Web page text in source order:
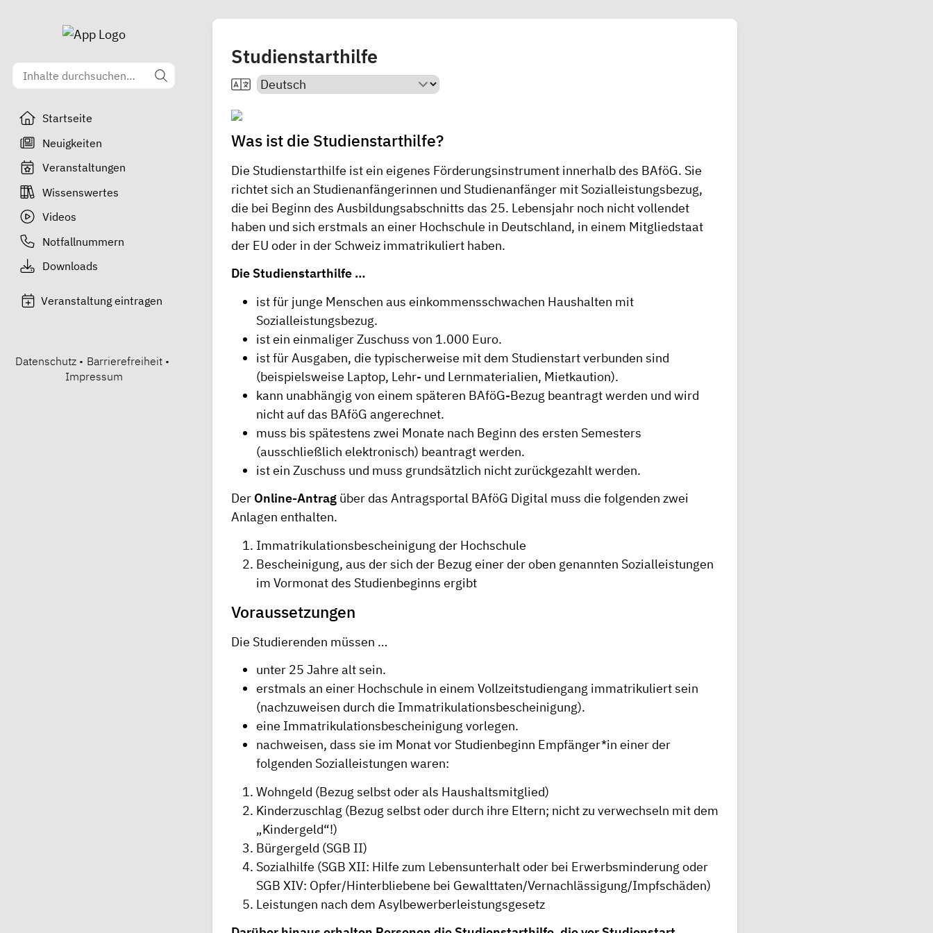
Startseite
Neuigkeiten
Veranstaltungen
Wissenswertes
Videos
Notfallnummern
Downloads
Veranstaltung eintragen
Datenschutz • Barrierefreiheit •
Impressum
Studienstarthilfe
Was ist die Studienstarthilfe?
Die Studienstarthilfe ist ein eigenes Förderungsinstrument innerhalb des BAföG. Sie
richtet sich an Studienanfängerinnen und Studienanfänger mit Sozialleistungsbezug,
die bei Beginn des Ausbildungsabschnitts das 25. Lebensjahr noch nicht vollendet
haben und sich erstmals an einer Hochschule in Deutschland, in einem Mitgliedstaat
der EU oder in der Schweiz immatrikuliert haben.
Die Studienstarthilfe …
ist für junge Menschen aus einkommensschwachen Haushalten mit
Sozialleistungsbezug.
ist ein einmaliger Zuschuss von 1.000 Euro.
ist für Ausgaben, die typischerweise mit dem Studienstart verbunden sind
(beispielsweise Laptop, Lehr- und Lernmaterialien, Mietkaution).
kann unabhängig von einem späteren BAföG-Bezug beantragt werden und wird
nicht auf das BAföG angerechnet.
muss bis spätestens zwei Monate nach Beginn des ersten Semesters
(ausschließlich elektronisch) beantragt werden.
ist ein Zuschuss und muss grundsätzlich nicht zurückgezahlt werden.
Der Online-Antrag über das Antragsportal BAföG Digital muss die folgenden zwei
Anlagen enthalten.
Immatrikulationsbescheinigung der Hochschule
Bescheinigung, aus der sich der Bezug einer der oben genannten Sozialleistungen
im Vormonat des Studienbeginns ergibt
Voraussetzungen
Die Studierenden müssen …
unter 25 Jahre alt sein.
erstmals an einer Hochschule in einem Vollzeitstudiengang immatrikuliert sein
(nachzuweisen durch die Immatrikulationsbescheinigung).
eine Immatrikulationsbescheinigung vorlegen.
nachweisen, dass sie im Monat vor Studienbeginn Empfänger*in einer der
folgenden Sozialleistungen waren:
Wohngeld (Bezug selbst oder als Haushaltsmitglied)
Kinderzuschlag (Bezug selbst oder durch ihre Eltern; nicht zu verwechseln mit dem
„Kindergeld“!)
Bürgergeld (SGB II)
Sozialhilfe (SGB XII: Hilfe zum Lebensunterhalt oder bei Erwerbsminderung oder
SGB XIV: Opfer/Hinterbliebene bei Gewalttaten/Vernachlässigung/Impfschäden)
Leistungen nach dem Asylbewerberleistungsgesetz